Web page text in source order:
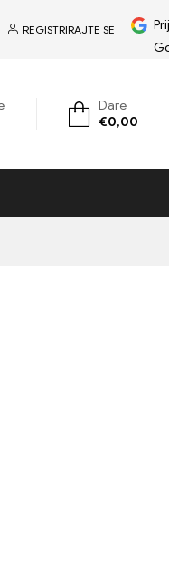
REGISTRIRAJTE SE
Dare
€0,00